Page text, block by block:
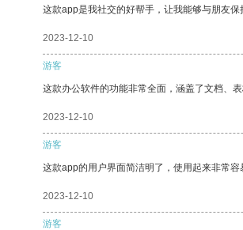
这款app是我社交的好帮手，让我能够与朋友保
2023-12-10
游客
这款办公软件的功能非常全面，涵盖了文档、
2023-12-10
游客
这款app的用户界面简洁明了，使用起来非常容
2023-12-10
游客